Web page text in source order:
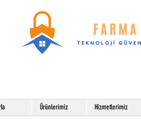
Ürünlerimiz Hizmetlerimiz